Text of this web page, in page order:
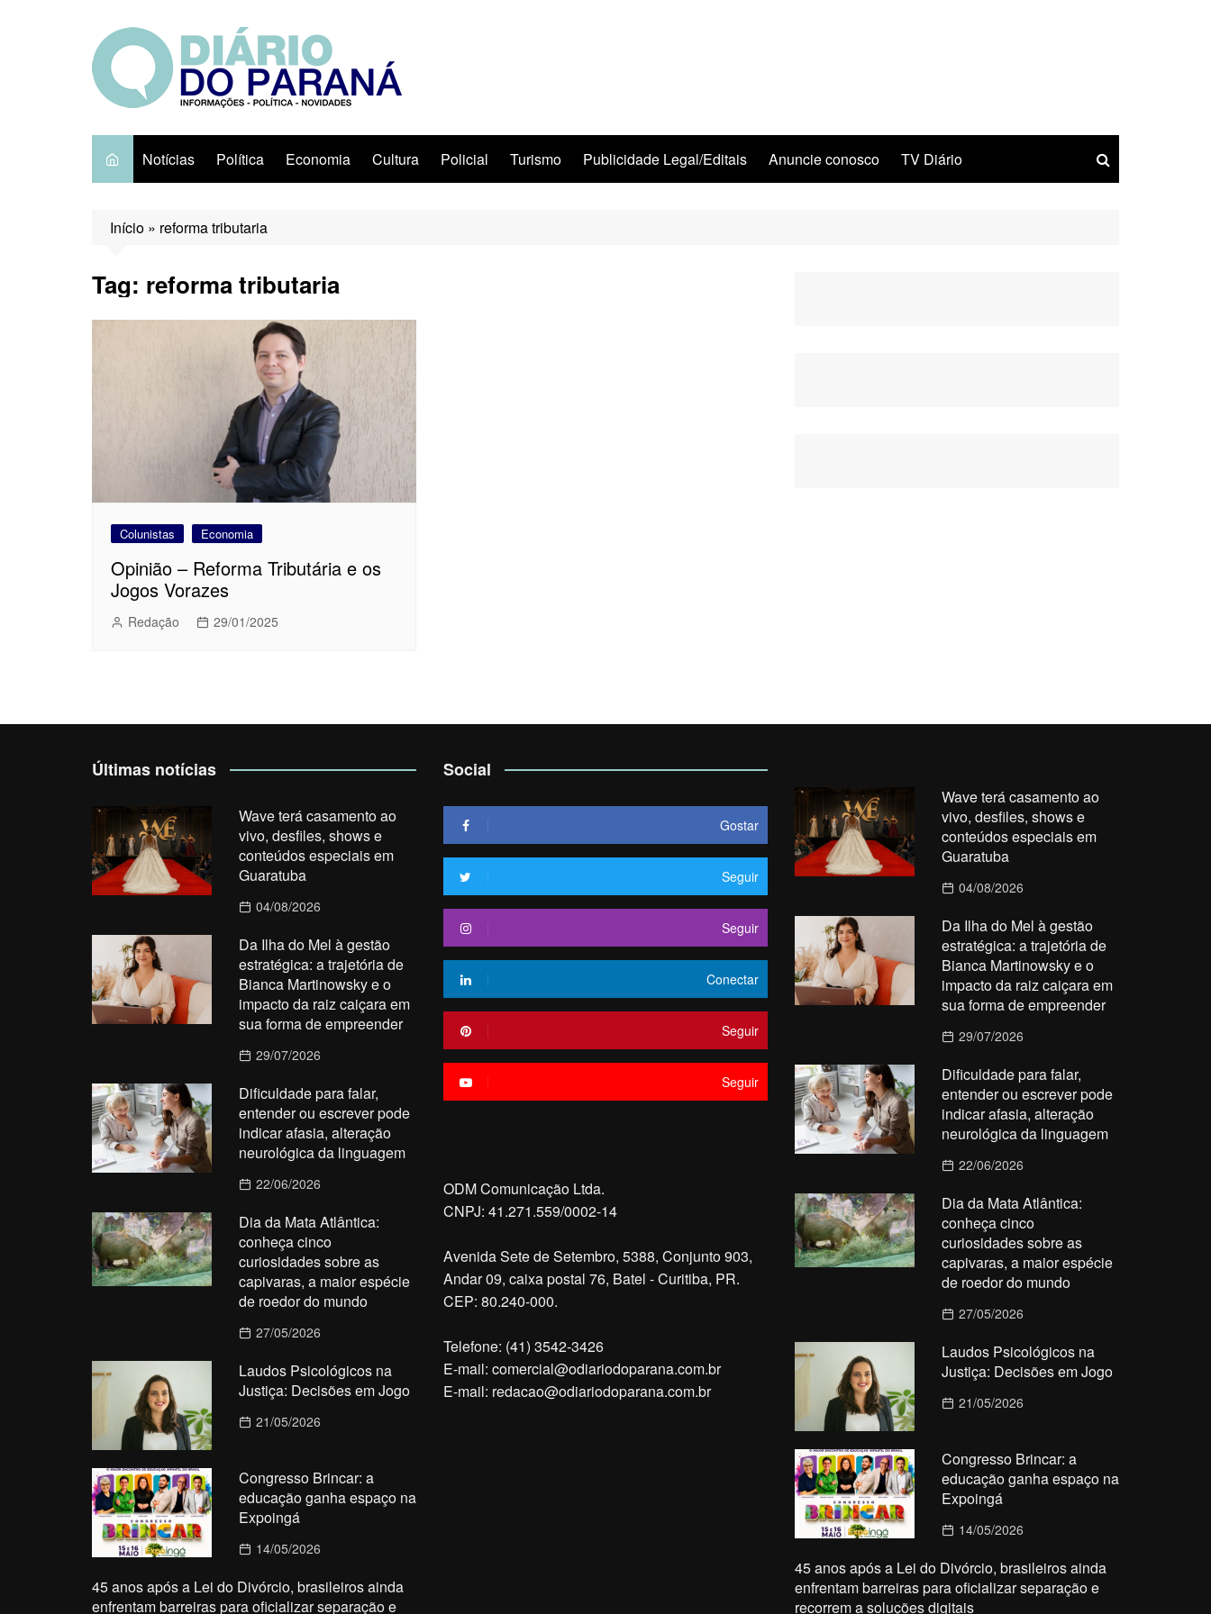
Notícias Política Economia Cultura Policial Turismo Publicidade Legal/Editais Anuncie conosco TV Diário
Início » reforma tributaria
Tag: reforma tributaria
Colunistas Economia
Opinião – Reforma Tributária e os
Jogos Vorazes
Redação 29/01/2025
Últimas notícias
Wave terá casamento ao
vivo, desfiles, shows e
conteúdos especiais em
Guaratuba
04/08/2026
Da Ilha do Mel à gestão
estratégica: a trajetória de
Bianca Martinowsky e o
impacto da raiz caiçara em
sua forma de empreender
29/07/2026
Dificuldade para falar,
entender ou escrever pode
indicar afasia, alteração
neurológica da linguagem
22/06/2026
Dia da Mata Atlântica:
conheça cinco
curiosidades sobre as
capivaras, a maior espécie
de roedor do mundo
27/05/2026
Laudos Psicológicos na
Justiça: Decisões em Jogo
21/05/2026
Congresso Brincar: a
educação ganha espaço na
Expoingá
14/05/2026
45 anos após a Lei do Divórcio, brasileiros ainda
enfrentam barreiras para oficializar separação e
Social
Gostar
Seguir
Seguir
Conectar
Seguir
Seguir
ODM Comunicação Ltda.
CNPJ: 41.271.559/0002-14
Avenida Sete de Setembro, 5388, Conjunto 903,
Andar 09, caixa postal 76, Batel - Curitiba, PR.
CEP: 80.240-000.
Telefone: (41) 3542-3426
E-mail: comercial@odiariodoparana.com.br
E-mail: redacao@odiariodoparana.com.br
Wave terá casamento ao
vivo, desfiles, shows e
conteúdos especiais em
Guaratuba
04/08/2026
Da Ilha do Mel à gestão
estratégica: a trajetória de
Bianca Martinowsky e o
impacto da raiz caiçara em
sua forma de empreender
29/07/2026
Dificuldade para falar,
entender ou escrever pode
indicar afasia, alteração
neurológica da linguagem
22/06/2026
Dia da Mata Atlântica:
conheça cinco
curiosidades sobre as
capivaras, a maior espécie
de roedor do mundo
27/05/2026
Laudos Psicológicos na
Justiça: Decisões em Jogo
21/05/2026
Congresso Brincar: a
educação ganha espaço na
Expoingá
14/05/2026
45 anos após a Lei do Divórcio, brasileiros ainda
enfrentam barreiras para oficializar separação e
recorrem a soluções digitais